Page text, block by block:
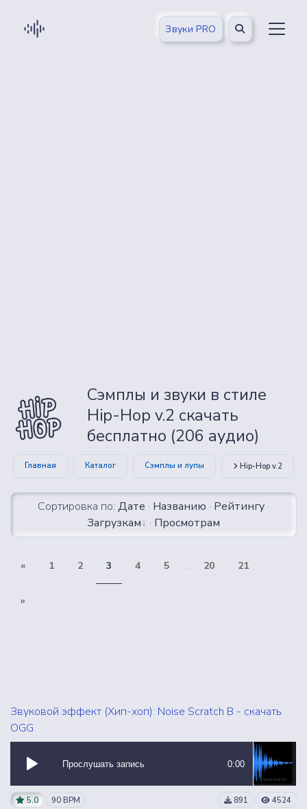
Звуки PRO
Сэмплы и звуки в стиле
Hip-Hop v.2 скачать
бесплатно (206 аудио)
Главная Каталог Сэмплы и лупы Hip-Hop v.2
Сортировка по: Дате · Названию · Рейтингу ·
Загрузкам
· Просмотрам
« 1 2 3 4 5 ... 20 21
»
Звуковой эффект (Хип-хоп): Noise Scratch B - скачать
OGG
Прослушать запись 0:00
5.0 90 BPM 891 4524